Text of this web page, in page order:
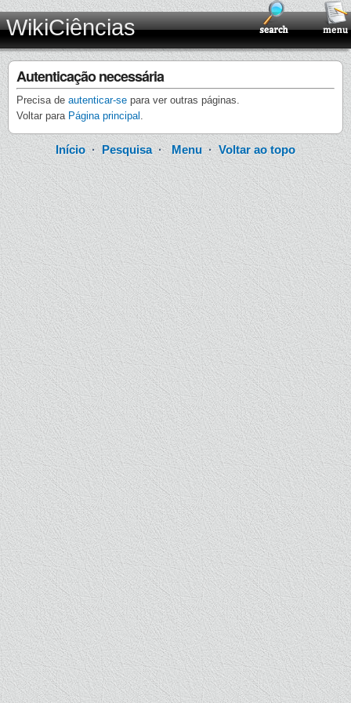
WikiCiências
Autenticação necessária
Precisa de autenticar-se para ver outras páginas.
Voltar para Página principal .
Início · Pesquisa·Menu ·Voltar ao topo